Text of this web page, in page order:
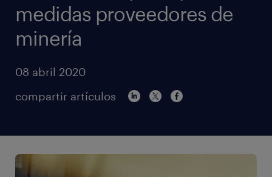
medidas proveedores de
minería
08 abril 2020
compartir artículos